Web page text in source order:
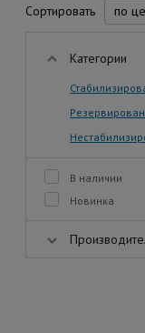
Сортировать по
Категории
В наличии
Новинка